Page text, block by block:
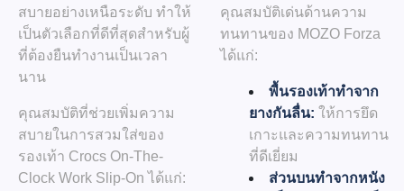
สบายอย่างเหนือระดับ ทำให้
เป็นตัวเลือกที่ดีที่สุดสำหรับผู้
ที่ต้องยืนทำงานเป็นเวลา
นาน
คุณสมบัติที่ช่วยเพิ่มความ
สบายในการสวมใส่ของ
รองเท้า Crocs On-The-
Clock Work Slip-On ได้แก่:
คุณสมบัติเด่นด้านความ
ทนทานของ MOZO Forza
ได้แก่:
พื้นรองเท้าทำจาก
ยางกันลื่น: ให้การยึด
เกาะและความทนทาน
ที่ดีเยี่ยม
ส่วนบนทำจากหนัง